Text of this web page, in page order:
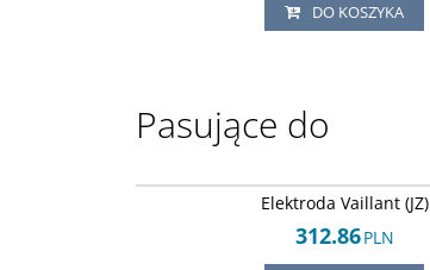
DO KOSZYKA
Pasujące do
Elektroda Vaillant (JZ)
312.86PLN